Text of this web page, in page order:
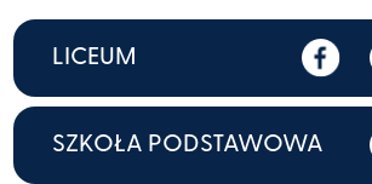
LICEUM
SZKOŁA PODSTAWOWA